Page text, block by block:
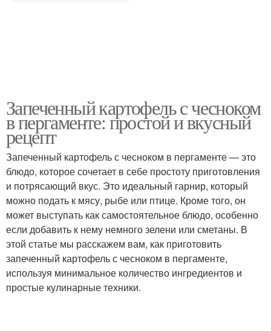
Запеченный картофель с чесноком
в пергаменте: простой и вкусный
рецепт
Запеченный картофель с чесноком в пергаменте — это
блюдо, которое сочетает в себе простоту приготовления
и потрясающий вкус. Это идеальный гарнир, который
можно подать к мясу, рыбе или птице. Кроме того, он
может выступать как самостоятельное блюдо, особенно
если добавить к нему немного зелени или сметаны. В
этой статье мы расскажем вам, как приготовить
запеченный картофель с чесноком в пергаменте,
используя минимальное количество ингредиентов и
простые кулинарные техники.